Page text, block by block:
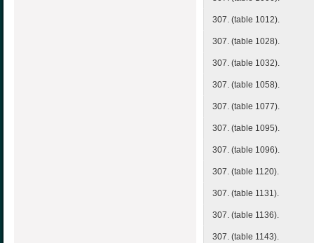
307. (table 1012).
307. (table 1028).
307. (table 1032).
307. (table 1058).
307. (table 1077).
307. (table 1095).
307. (table 1096).
307. (table 1120).
307. (table 1131).
307. (table 1136).
307. (table 1143).